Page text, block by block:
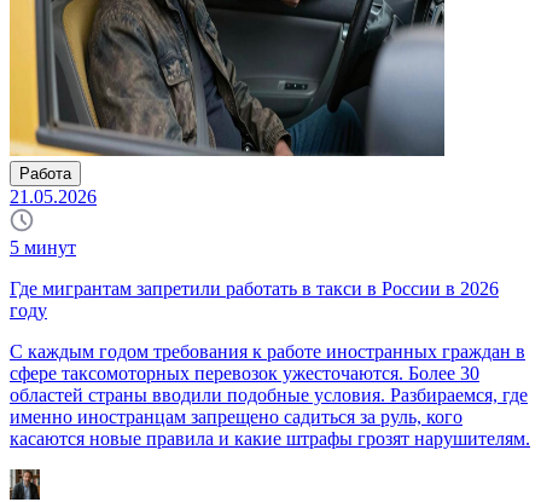
Работа
21.05.2026
5 минут
Где мигрантам запретили работать в такси в России в 2026
году
С каждым годом требования к работе иностранных граждан в
сфере таксомоторных перевозок ужесточаются. Более 30
областей страны вводили подобные условия. Разбираемся, где
именно иностранцам запрещено садиться за руль, кого
касаются новые правила и какие штрафы грозят нарушителям.